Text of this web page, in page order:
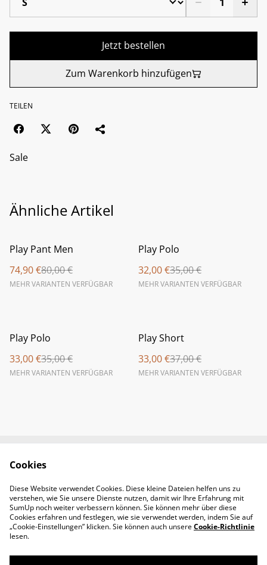
Jetzt bestellen
Zum Warenkorb hinzufügen
TEILEN
Sale
Ähnliche Artikel
%
Play Pant Men
74,90 €80,00 €
MEHR VARIANTEN VERFÜGBAR
%
Play Polo
32,00 €35,00 €
MEHR VARIANTEN VERFÜGBAR
%
Play Polo
33,00 €35,00 €
MEHR VARIANTEN VERFÜGBAR
%
Play Short
33,00 €37,00 €
MEHR VARIANTEN VERFÜGBAR
Legal Terms
Privacy Policy
Cookie Policy
Cookies
Diese Website verwendet Cookies. Diese kleine Dateien helfen uns zu
verstehen, wie Sie unsere Dienste nutzen, damit wir Ihre Erfahrung mit
SumUp noch weiter verbessern können. Sie können mehr über diese
Cookies erfahren und festlegen, wie sie verwendet werden, indem Sie auf
„Cookie-Einstellungen” klicken. Sie können auch unsereCookie-Richtlinie
lesen.